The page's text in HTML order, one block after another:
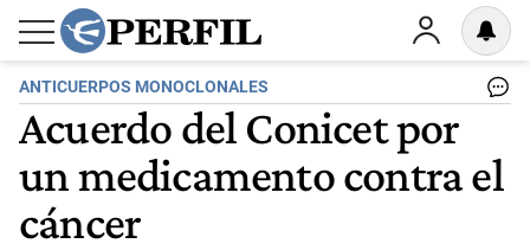
ANTICUERPOS MONOCLONALES
Acuerdo del Conicet por
un medicamento contra el
cáncer